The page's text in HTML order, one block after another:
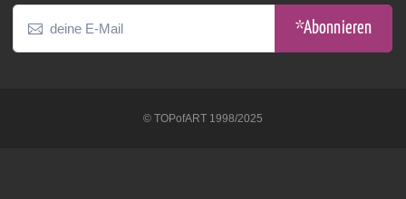
*Abonnieren
© TOPofART 1998/2025